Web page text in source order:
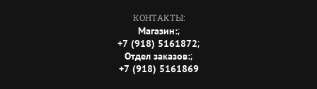
КОНТАКТЫ:
Магазин:;
+7 (918) 5161872;
Отдел заказов:;
+7 (918) 5161869